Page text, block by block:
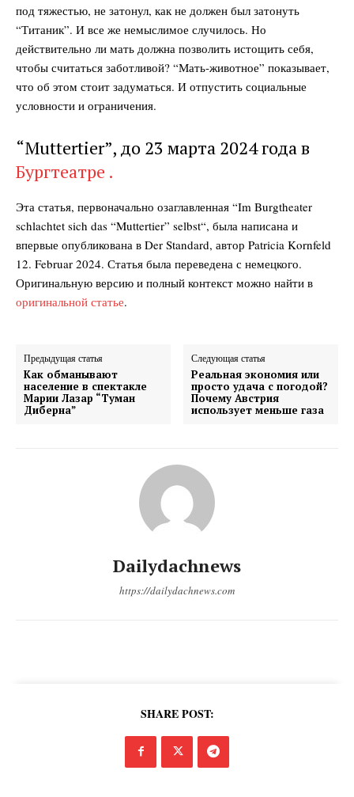
под тяжестью, не затонул, как не должен был затонуть
“Титаник”. И все же немыслимое случилось. Но
действительно ли мать должна позволить истощить себя,
чтобы считаться заботливой? “Мать-животное” показывает,
что об этом стоит задуматься. И отпустить социальные
условности и ограничения.
“Muttertier”, до 23 марта 2024 года в
Бургтеатре .
Эта статья, первоначально озаглавленная “Im Burgtheater
schlachtet sich das “Muttertier” selbst“, была написана и
впервые опубликована в Der Standard, автор Patricia Kornfeld
12. Februar 2024. Статья была переведена с немецкого.
Оригинальную версию и полный контекст можно найти в
оригинальной статье.
Предыдущая статья
Как обманывают
население в спектакле
Марии Лазар “Туман
Диберна”
Следующая статья
Реальная экономия или
просто удача с погодой?
Почему Австрия
использует меньше газа
Dailydachnews
https://dailydachnews.com
SHARE POST: